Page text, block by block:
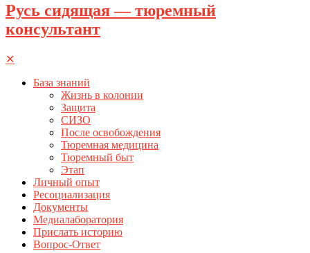
Русь сидящая — тюремный
консультант
✕
База знаний
Жизнь в колонии
Защита
СИЗО
После освобождения
Тюремная медицина
Тюремный быт
Этап
Личный опыт
Ресоциализация
Документы
Медиалаборатория
Прислать историю
Вопрос-Ответ